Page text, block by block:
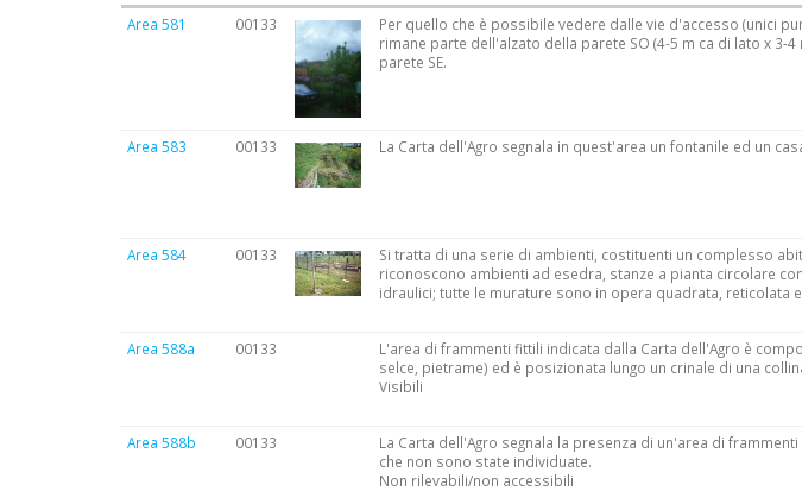
Area 581
00133
Per quello che è possibile vedere dalle vie d'accesso (unici
rimane parte dell'alzato della parete SO (4-5 m ca di lato x 3-
parete SE.
Area 583 00133 La Carta dell'Agro segnala in quest'area un fontanile ed un
Area 584
00133
Si tratta di una serie di ambienti, costituenti un complesso
riconoscono ambienti ad esedra, stanze a pianta circolare
idraulici; tutte le murature sono in opera quadrata, reticolata e
Area 588a 00133
L'area di frammenti fittili indicata dalla Carta dell'Agro è
selce, pietrame) ed è posizionata lungo un crinale di una
Visibili
Area 588b 00133
La Carta dell'Agro segnala la presenza di un'area di
che non sono state individuate.
Non rilevabili/non accessibili